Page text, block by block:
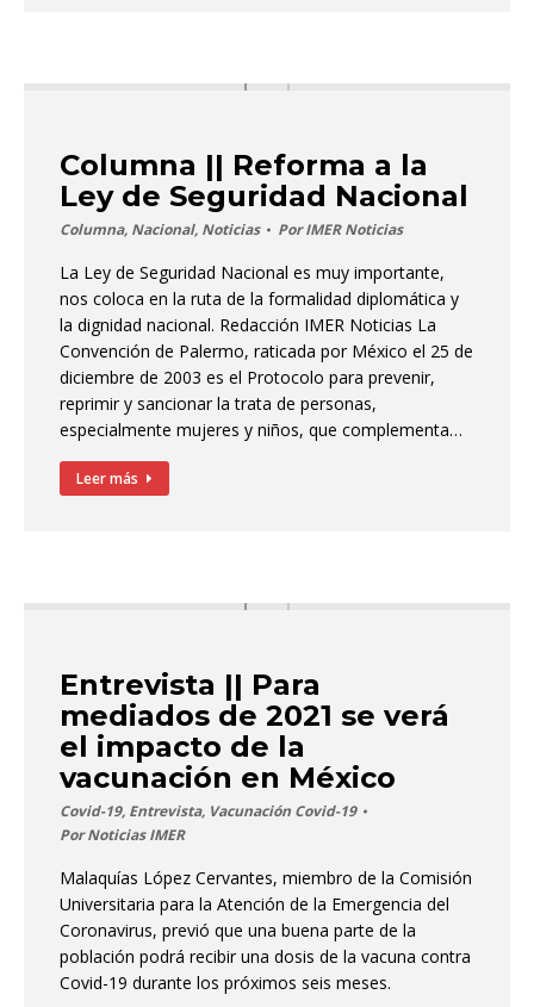
Columna || Reforma a la
Ley de Seguridad Nacional
Columna, Nacional, Noticias PorIMER Noticias
La Ley de Seguridad Nacional es muy importante,
nos coloca en la ruta de la formalidad diplomática y
la dignidad nacional. Redacción IMER Noticias La
Convención de Palermo, ratificada por México el 25 de
diciembre de 2003 es el Protocolo para prevenir,
reprimir y sancionar la trata de personas,
especialmente mujeres y niños, que complementa…
Leer más
Entrevista || Para
mediados de 2021 se verá
el impacto de la
vacunación en México
Covid-19, Entrevista, Vacunación Covid-19
PorNoticias IMER
Malaquías López Cervantes, miembro de la Comisión
Universitaria para la Atención de la Emergencia del
Coronavirus, previó que una buena parte de la
población podrá recibir una dosis de la vacuna contra
Covid-19 durante los próximos seis meses.